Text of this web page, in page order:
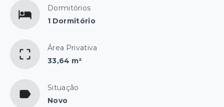
Dormitórios
1 Dormitório
Área Privativa
33,64 m²
Situação
Novo